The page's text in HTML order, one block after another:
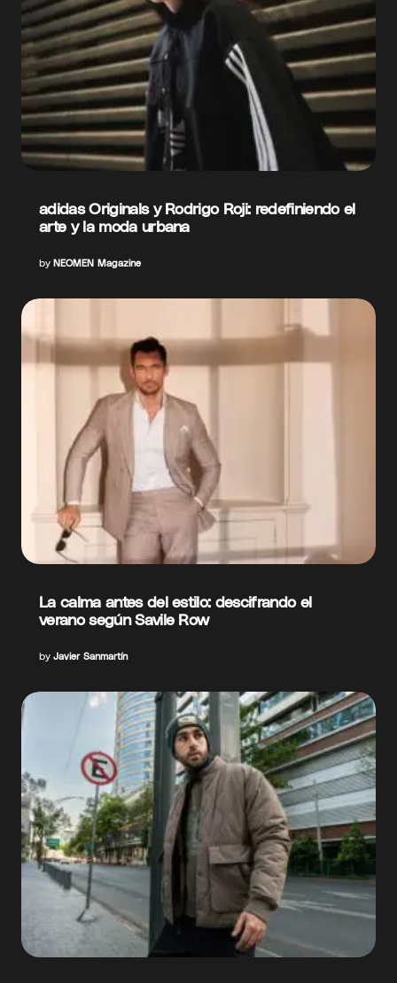
adidas Originals y Rodrigo Roji: redefiniendo el
arte y la moda urbana
by NEOMEN Magazine
La calma antes del estilo: descifrando el
verano según Savile Row
by Javier Sanmartín